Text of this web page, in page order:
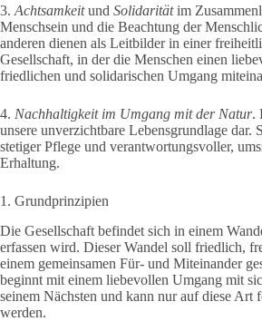
3. Achtsamkeitund Solidaritätim
Menschsein und die Beachtung der
anderen dienen als Leitbilder in einer
Gesellschaft, in der die Menschen einen
friedlichen und solidarischen Umgang
4. Nachhaltigkeit im Umgang mit der Natur.
unsere unverzichtbare Lebensgrundlage dar.
stetiger Pflege und verantwortungsvoller,
Erhaltung.
1. Grundprinzipien
Die Gesellschaft befindet sich in einem
erfassen wird. Dieser Wandel soll friedlich,
einem gemeinsamen Für- und Miteinander
beginnt mit einem liebevollen Umgang mit
seinem Nächsten und kann nur auf diese Art
werden.